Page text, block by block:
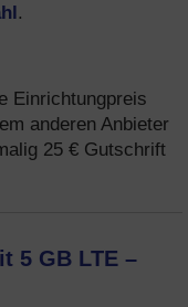
.
Einrichtungpreis
anderen Anbieter
25 € Gutschrift
5 GB LTE –